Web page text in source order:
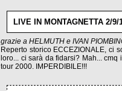
LIVE IN MONTAGNETTA 2/9/
grazie a HELMUTH e IVAN
Reperto storico ECCEZIONALE, ci
loro... ci sarà da fidarsi? Mah...
tour 2000. IMPERDIBILE!!!